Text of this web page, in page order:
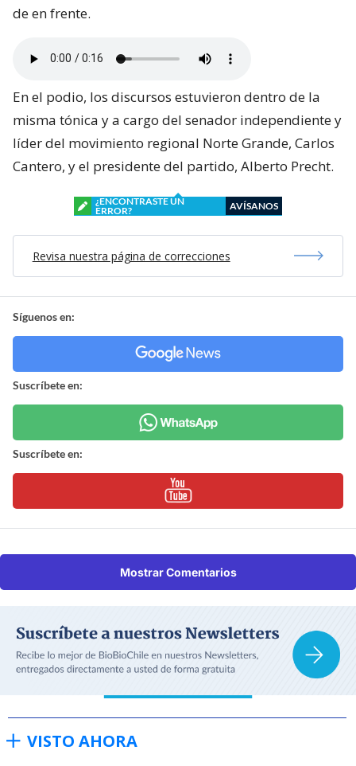
de en frente.
En el podio, los discursos estuvieron dentro de la
misma tónica y a cargo del senador independiente y
líder del movimiento regional Norte Grande, Carlos
Cantero, y el presidente del partido, Alberto Precht.
¿ENCONTRASTE UN
ERROR?
AVÍSANOS
Revisa nuestra página de correcciones
Síguenos en:
Suscríbete en:
Suscríbete en:
Mostrar Comentarios
VISTO AHORA